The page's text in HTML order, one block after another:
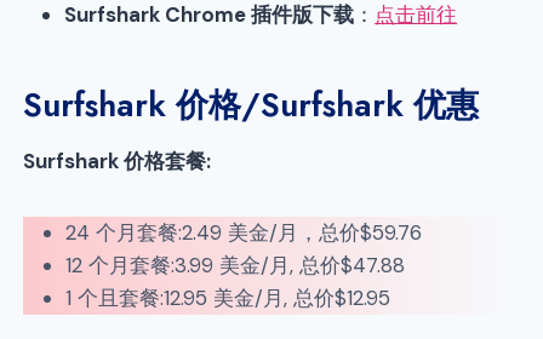
Surfshark Chrome 插件版下载 ： 点击前往
Surfshark 价格/Surfshark 优惠
Surfshark 价格套餐:
24 个月套餐:2.49 美金/月，总价$59.76
12 个月套餐:3.99 美金/月, 总价$47.88
1 个且套餐:12.95 美金/月, 总价$12.95